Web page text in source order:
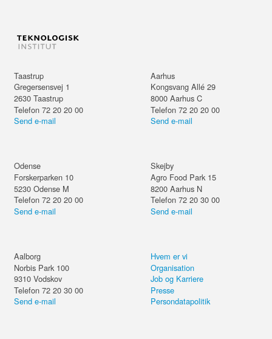
Taastrup
Gregersensvej 1
2630 Taastrup
Telefon 72 20 20 00
Send e-mail
Aarhus
Kongsvang Allé 29
8000 Aarhus C
Telefon 72 20 20 00
Send e-mail
Odense
Forskerparken 10
5230 Odense M
Telefon 72 20 20 00
Send e-mail
Skejby
Agro Food Park 15
8200 Aarhus N
Telefon 72 20 30 00
Send e-mail
Aalborg
Norbis Park 100
9310 Vodskov
Telefon 72 20 30 00
Send e-mail
Hvem er vi
Organisation
Job og Karriere
Presse
Persondatapolitik